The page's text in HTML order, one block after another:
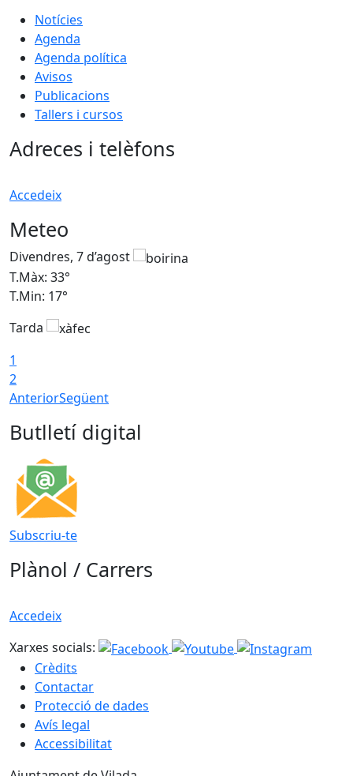
Notícies
Agenda
Agenda política
Avisos
Publicacions
Tallers i cursos
Adreces i telèfons
Accedeix
Meteo
Divendres, 7 d’agost
T.Màx: 33°
T.Min: 17°
Tarda
1
2
AnteriorSegüent
Butlletí digital
Subscriu-te
Plànol / Carrers
Accedeix
Xarxes socials:
Crèdits
Contactar
Protecció de dades
Avís legal
Accessibilitat